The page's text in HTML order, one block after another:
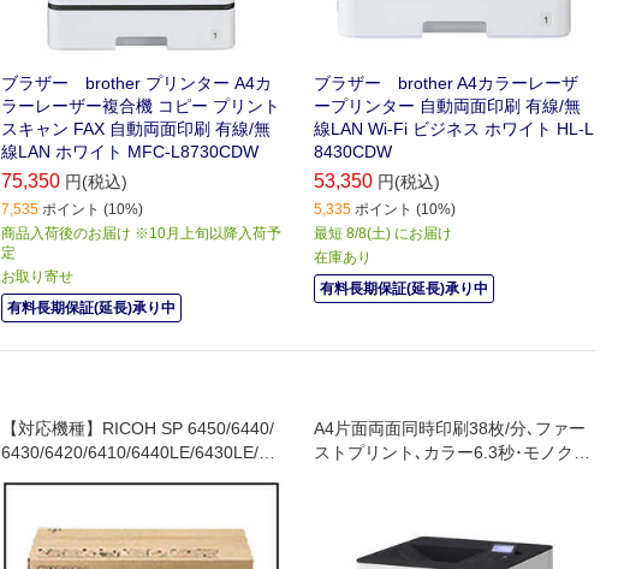
ブラザー brother プリンター A4カ
ラーレーザー複合機 コピー プリント
スキャン FAX 自動両面印刷 有線/無
線LAN ホワイト MFC-L8730CDW
75,350 円(税込)
7,535 ポイント (10%)
商品入荷後のお届け ※10月上旬以降入荷予
定
お取り寄せ
有料長期保証(延長)承り中
ブラザー brother A4カラーレーザ
ープリンター 自動両面印刷 有線/無
線LAN Wi-Fi ビジネス ホワイト HL-L
8430CDW
53,350 円(税込)
5,335 ポイント (10%)
最短 8/8(土) にお届け
在庫あり
有料長期保証(延長)承り中
【対応機種】RICOH SP 6450/6440/
6430/6420/6410/6440LE/6430LE/64
A4片面両面同時印刷38枚/分､ファー
ストプリント､カラー6.3秒･モノクロ